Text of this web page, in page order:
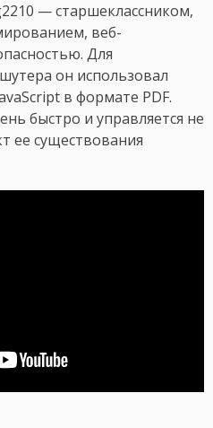
— старшеклассником,
веб-
Для
он использовал
в формате PDF.
быстро и управляется не
ее существования